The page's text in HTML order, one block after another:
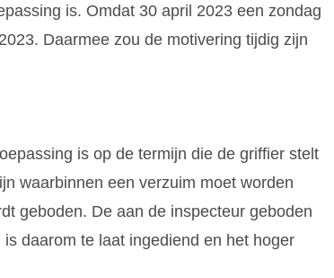
is. Omdat 30 april 2023 een zondag
Daarmee zou de motivering tijdig zijn
is op de termijn die de griffier stelt
waarbinnen een verzuim moet worden
geboden. De aan de inspecteur geboden
daarom te laat ingediend en het hoger